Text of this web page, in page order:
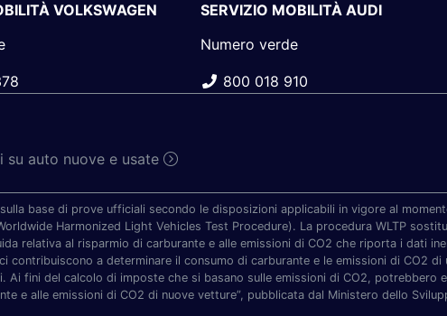
VOLKSWAGEN
SERVIZIO MOBILITÀ AUDI
Numero verde
800 018 910
auto nuove e usate
base di prove ufficiali secondo le disposizioni applicabili in vigore al
Harmonized Light Vehicles Test Procedure). La procedura WLTP
relativa al risparmio di carburante e alle emissioni di CO2 che riporta i dati
a determinare il consumo di carburante e le emissioni di CO2
Ai fini del calcolo di imposte che si basano sulle emissioni di CO2, potrebbero
e alle emissioni di CO2 di nuove vetture”, pubblicata dal Ministero dello